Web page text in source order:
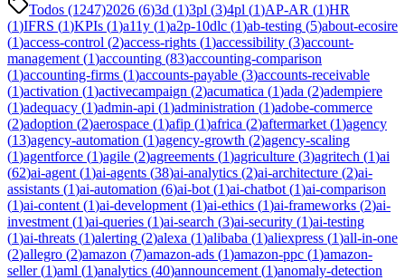
Todos (1247)2026 (6)3d (1)3pl (3)4pl (1)AP-AR (1)HR
(1)IFRS (1)KPIs (1)a11y (1)a2p-10dlc (1)ab-testing (5)about-ecosire
(1)access-control (2)access-rights (1)accessibility (3)account-
management (1)accounting (83)accounting-comparison
(1)accounting-firms (1)accounts-payable (3)accounts-receivable
(1)activation (1)activecampaign (2)acumatica (1)ada (2)adempiere
(1)adequacy (1)admin-api (1)administration (1)adobe-commerce
(2)adoption (2)aerospace (1)afip (1)africa (2)aftermarket (1)agency
(13)agency-automation (1)agency-growth (2)agency-scaling
(1)agentforce (1)agile (2)agreements (1)agriculture (3)agritech (1)ai
(62)ai-agent (1)ai-agents (38)ai-analytics (2)ai-architecture (2)ai-
assistants (1)ai-automation (6)ai-bot (1)ai-chatbot (1)ai-comparison
(1)ai-content (1)ai-development (1)ai-ethics (1)ai-frameworks (2)ai-
investment (1)ai-queries (1)ai-search (3)ai-security (1)ai-testing
(1)ai-threats (1)alerting (2)alexa (1)alibaba (1)aliexpress (1)all-in-one
(2)allegro (2)amazon (7)amazon-ads (1)amazon-ppc (1)amazon-
seller(1)aml (1)analytics (40)announcement (1)anomaly-detection